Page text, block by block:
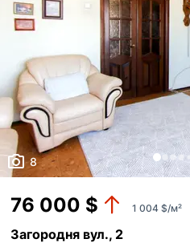
8
76 000 $ 1 004 $/м²
Загородня вул., 2